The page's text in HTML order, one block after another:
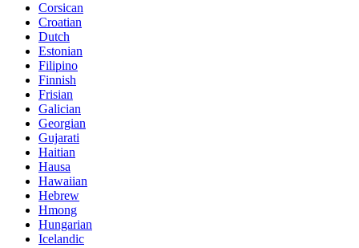
Corsican
Croatian
Dutch
Estonian
Filipino
Finnish
Frisian
Galician
Georgian
Gujarati
Haitian
Hausa
Hawaiian
Hebrew
Hmong
Hungarian
Icelandic